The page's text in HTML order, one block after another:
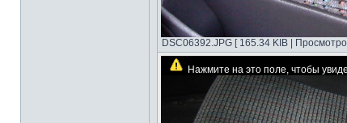
DSC06392.JPG [ 165.34 KIB |
Нажмите на это поле, чтобы